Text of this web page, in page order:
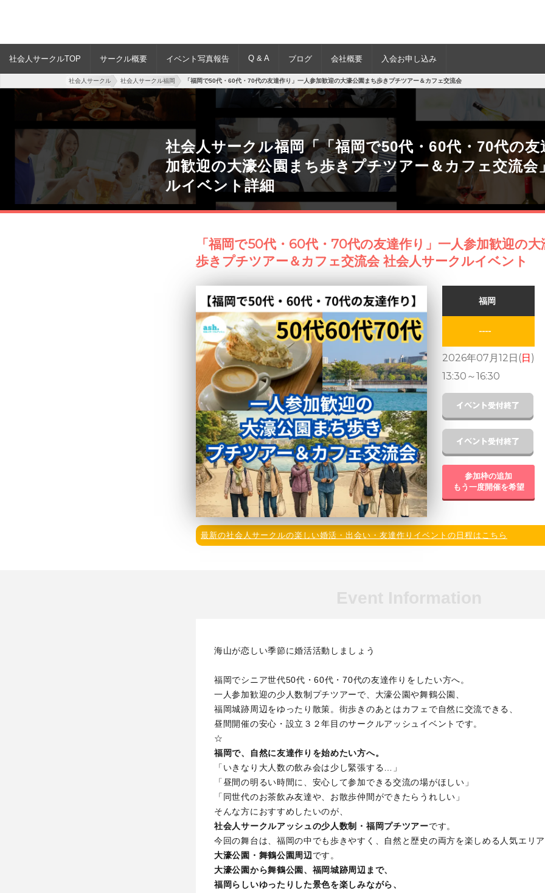
社会人サークルTOP サークル概要 イベント写真報告 Q & A ブログ 会社概要 入会お申し込み
社会人サークル 社会人サークル福岡 「福岡で50代・60代・70代の友達作り」一人参加歓迎の大濠公園まち歩きプチツアー＆カフェ交流会
社会人サークル福岡「「福岡で50代・60代・70代の
加歓迎の大濠公園まち歩きプチツアー＆カフェ交流会
ルイベント詳細
「福岡で50代・60代・70代の友達作り」一人参加歓迎の
歩きプチツアー＆カフェ交流会 社会人サークルイベント
福岡
----
2026年07月12日(日)
13:30 ～16:30
参加枠の追加
もう一度開催を希望
最新の社会人サークルの楽しい婚活・出会い・友達作りイベントの日程はこちら
海山が恋しい季節に婚活活動しましょう
福岡でシニア世代50代・60代・70代の友達作りをしたい方へ。
一人参加歓迎の少人数制プチツアーで、大濠公園や舞鶴公園、
福岡城跡周辺をゆったり散策。街歩きのあとはカフェで自然に交流できる、
昼間開催の安心・設立３２年目のサークルアッシュイベントです。
☆
福岡で、自然に友達作りを始めたい方へ。
「いきなり大人数の飲み会は少し緊張する…」
「昼間の明るい時間に、安心して参加できる交流の場がほしい」
「同世代のお茶飲み友達や、お散歩仲間ができたらうれしい」
そんな方におすすめしたいのが、
社会人サークルアッシュの少人数制・福岡プチツアーです。
今回の舞台は、福岡の中でも歩きやすく、自然と歴史の両方を楽しめる人気エリ
大濠公園・舞鶴公園周辺 です。
大濠公園から舞鶴公園、福岡城跡周辺まで、
福岡らしいゆったりした景色を楽しみながら、